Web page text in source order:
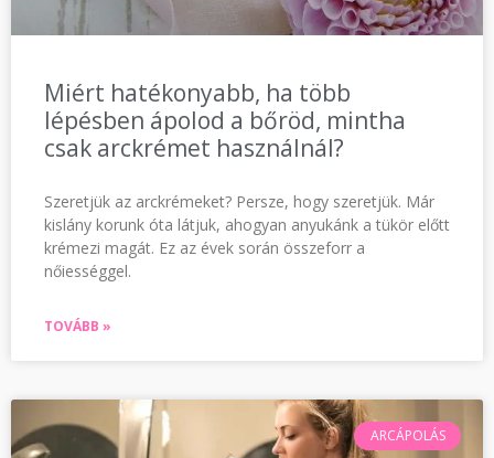
Miért hatékonyabb, ha több
lépésben ápolod a bőröd, mintha
csak arckrémet használnál?
Szeretjük az arckrémeket? Persze, hogy szeretjük. Már
kislány korunk óta látjuk, ahogyan anyukánk a tükör előtt
krémezi magát. Ez az évek során összeforr a
nőiességgel.
TOVÁBB »
ARCÁPOLÁS